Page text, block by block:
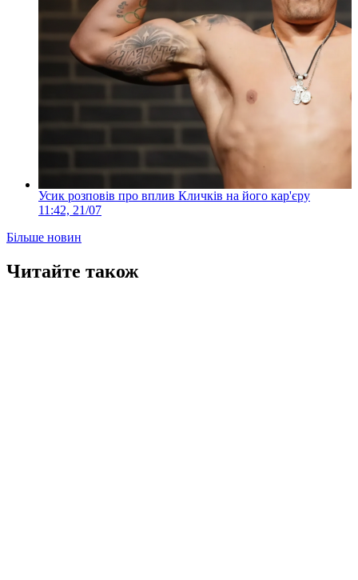
Усик розповів про вплив Кличків на його кар'єру
11:42, 21/07
Більше новин
Читайте також